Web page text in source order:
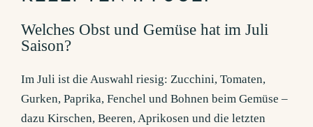
Welches Obst und Gemüse hat im Juli
Saison?
Im Juli ist die Auswahl riesig: Zucchini, Tomaten,
Gurken, Paprika, Fenchel und Bohnen beim Gemüse –
dazu Kirschen, Beeren, Aprikosen und die letzten